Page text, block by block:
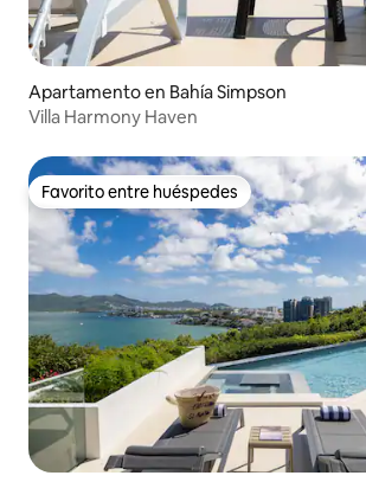
Apartamento en Bahía Simpson
Villa Harmony Haven
Favorito entre huéspedes
Favorito entre huéspedes